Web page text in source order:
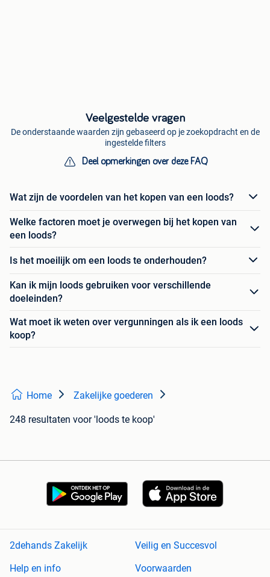
Veelgestelde vragen
De onderstaande waarden zijn gebaseerd op je zoekopdracht en de
ingestelde filters
Deel opmerkingen over deze FAQ
Wat zijn de voordelen van het kopen van een loods?
Welke factoren moet je overwegen bij het kopen van
een loods?
Is het moeilijk om een loods te onderhouden?
Kan ik mijn loods gebruiken voor verschillende
doeleinden?
Wat moet ik weten over vergunningen als ik een loods
koop?
Home Zakelijke goederen
248 resultaten voor 'loods te koop'
2dehands Zakelijk
Veilig en Succesvol
Help en info
Voorwaarden